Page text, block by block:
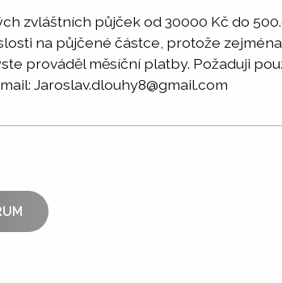
zvláštních půjček od 30000 Kč do
na půjčené částce, protože
prováděl měsíční platby. Požaduji
Jaroslav.dlouhy8@gmail.com